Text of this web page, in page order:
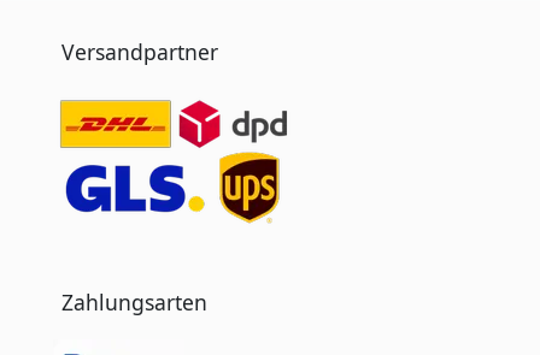
Versandpartner
Zahlungsarten